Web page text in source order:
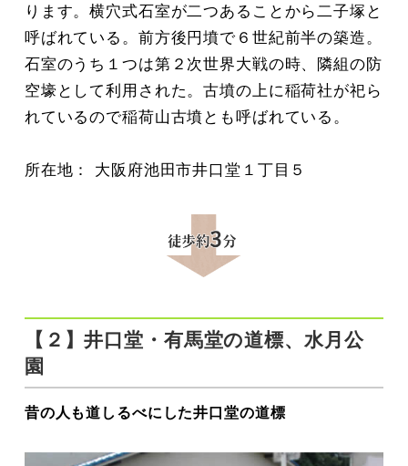
ります。横穴式石室が二つあることから二子塚と
呼ばれている。前方後円墳で６世紀前半の築造。
石室のうち１つは第２次世界大戦の時、隣組の防
空壕として利用された。古墳の上に稲荷社が祀ら
れているので稲荷山古墳とも呼ばれている。
所在地： 大阪府池田市井口堂１丁目５
【２】井口堂・有馬堂の道標、水月公
園
昔の人も道しるべにした井口堂の道標